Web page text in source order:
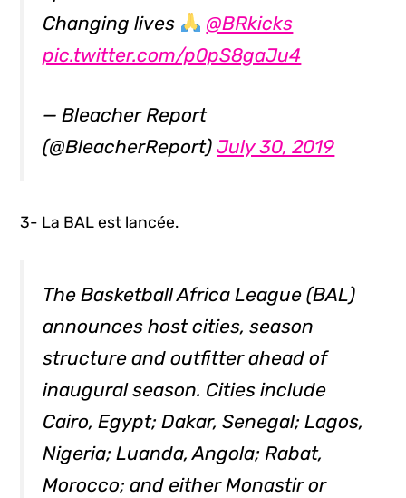
Changing lives
@BRkicks
pic.twitter.com/p0pS8gaJu4
— Bleacher Report
(@BleacherReport)July 30, 2019
3- La BAL est lancée.
The Basketball Africa League (BAL)
announces host cities, season
structure and outfitter ahead of
inaugural season. Cities include
Cairo, Egypt; Dakar, Senegal; Lagos,
Nigeria; Luanda, Angola; Rabat,
Morocco; and either Monastir or